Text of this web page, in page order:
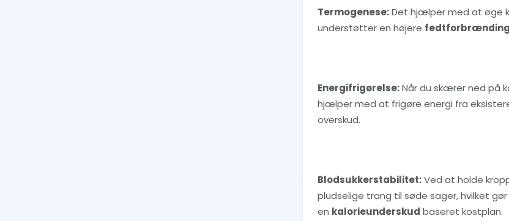
Termogenese:Det hjælper med at øge
understøtter en højere
Energifrigørelse:Når du skærer ned på
hjælper med at frigøre energi fra
overskud.
Blodsukkerstabilitet:Ved at holde
pludselige trang til søde sager, hvilket
en kalorieunderskud baseret kostplan.